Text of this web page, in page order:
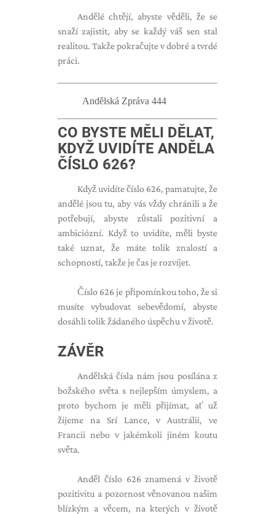
Andělé chtějí, abyste věděli, že se
snaží zajistit, aby se každý váš sen stal
realitou. Takže pokračujte v dobré a tvrdé
práci.
Andělská Zpráva 444
CO BYSTE MĚLI DĚLAT,
KDYŽ UVIDÍTE ANDĚLA
ČÍSLO 626?
Když uvidíte číslo 626, pamatujte, že
andělé jsou tu, aby vás vždy chránili a že
potřebují, abyste zůstali pozitivní a
ambiciózní. Když to uvidíte, měli byste
také uznat, že máte tolik znalostí a
schopností, takže je čas je rozvíjet.
Číslo 626 je připomínkou toho, že si
musíte vybudovat sebevědomí, abyste
dosáhli tolik žádaného úspěchu v životě.
ZÁVĚR
Andělská čísla nám jsou posílána z
božského světa s nejlepším úmyslem, a
proto bychom je měli přijímat, ať už
žijeme na Srí Lance, v Austrálii, ve
Francii nebo v jakémkoli jiném koutu
světa.
Anděl číslo 626 znamená v životě
pozitivitu a pozornost věnovanou našim
blízkým a věcem, na kterých v životě